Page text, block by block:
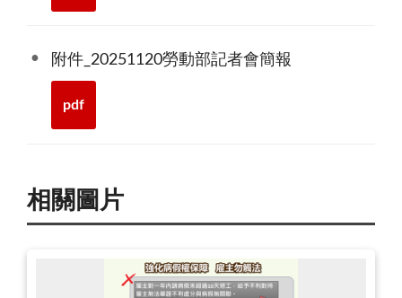
附件_20251120勞動部記者會簡報
pdf
相關圖片